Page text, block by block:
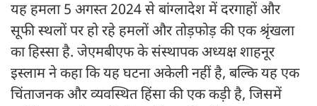
यह हमला 5 अगस्त 2024 से बांग्लादेश में दरगाहों और
सूफी स्थलों पर हो रहे हमलों और तोड़फोड़ की एक श्रृंखला
का हिस्सा है. जेएमबीएफ के संस्थापक अध्यक्ष शाहनूर
इस्लाम ने कहा कि यह घटना अकेली नहीं है, बल्कि यह एक
चिंताजनक और व्यवस्थित हिंसा की एक कड़ी है, जिसमें